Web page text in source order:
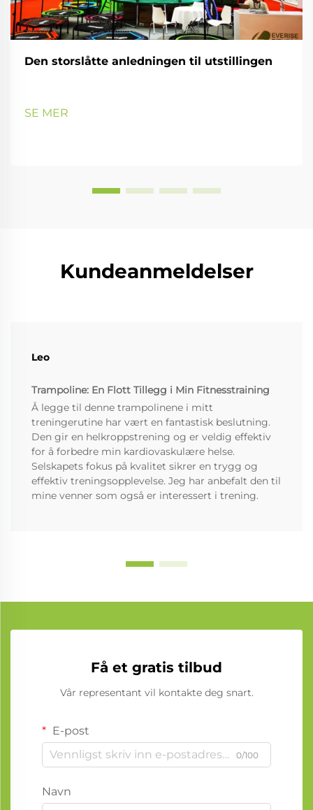
Den storslåtte anledningen til utstillingen
SE MER
Kundeanmeldelser
Leo
Trampoline: En Flott Tillegg i Min Fitnesstraining
Å legge til denne trampolinene i mitt
treningerutine har vært en fantastisk beslutning.
Den gir en helkroppstrening og er veldig effektiv
for å forbedre min kardiovaskulære helse.
Selskapets fokus på kvalitet sikrer en trygg og
effektiv treningsopplevelse. Jeg har anbefalt den til
mine venner som også er interessert i trening.
Få et gratis tilbud
Vår representant vil kontakte deg snart.
E-post
0/100
Navn